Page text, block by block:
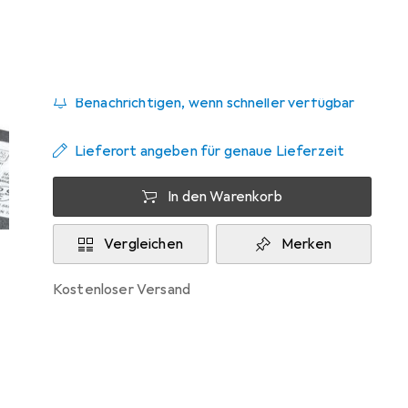
Benachrichtigen, wenn schneller verfügbar
Lieferort angeben für genaue Lieferzeit
In den Warenkorb
Vergleichen Merken
kostenloser Versand